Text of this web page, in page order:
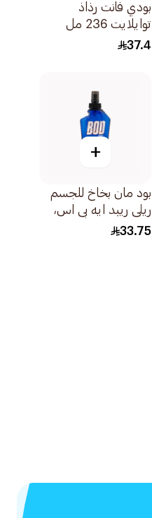
بودي فانت رذاذ
توايلايت 236 مل
37.4
+
بود مان بخاخ للجسم
ريلي ريبد ايه بي اس،
236 مل
33.75